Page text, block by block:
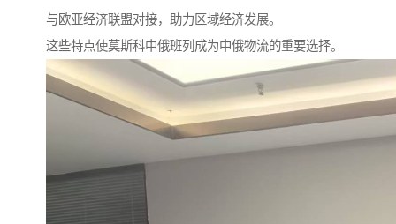
与欧亚经济联盟对接，助力区域经济发展。
这些特点使莫斯科中俄班列成为中俄物流的重要选择。